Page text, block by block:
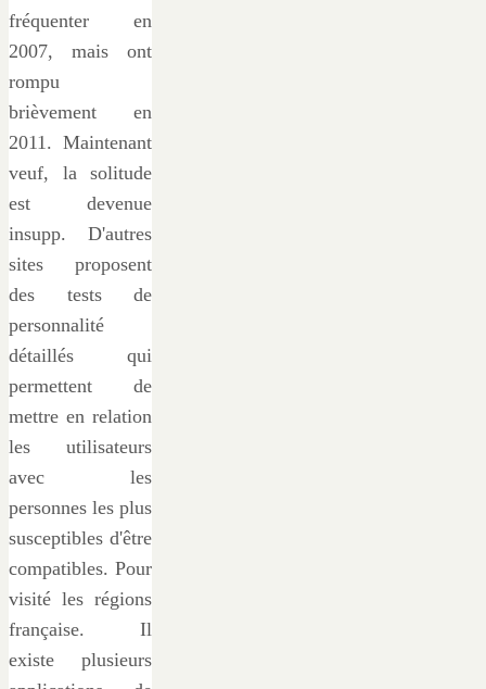
fréquenter en
2007, mais ont
rompu
brièvement en
2011. Maintenant
veuf, la solitude
est devenue
insupp. D'autres
sites proposent
des tests de
personnalité
détaillés qui
permettent de
mettre en relation
les utilisateurs
avec les
personnes les plus
susceptibles d'être
compatibles. Pour
visité les régions
française. Il
existe plusieurs